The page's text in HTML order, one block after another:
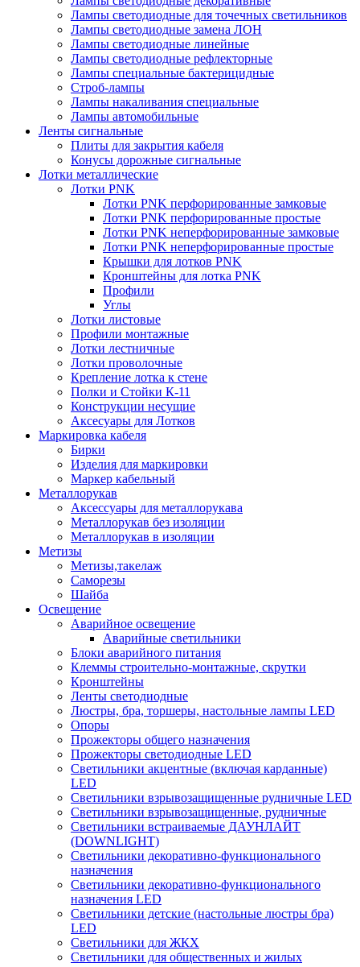
Лампы светодиодные для точечных светильников
Лампы светодиодные замена ЛОН
Лампы светодиодные линейные
Лампы светодиодные рефлекторные
Лампы специальные бактерицидные
Строб-лампы
Лампы накаливания специальные
Лампы автомобильные
Ленты сигнальные
Плиты для закрытия кабеля
Конусы дорожные сигнальные
Лотки металлические
Лотки PNK
Лотки PNK перфорированные замковые
Лотки PNK перфорированные простые
Лотки PNK неперфорированные замковые
Лотки PNK неперфорированные простые
Крышки для лотков PNK
Кронштейны для лотка PNK
Профили
Углы
Лотки листовые
Профили монтажные
Лотки лестничные
Лотки проволочные
Крепление лотка к стене
Полки и Стойки К-11
Конструкции несущие
Аксесуары для Лотков
Маркировка кабеля
Бирки
Изделия для маркировки
Маркер кабельный
Металлорукав
Аксессуары для металлорукава
Металлорукав без изоляции
Металлорукав в изоляции
Метизы
Метизы,такелаж
Саморезы
Шайба
Освещение
Аварийное освещение
Аварийные светильники
Блоки аварийного питания
Клеммы строительно-монтажные, скрутки
Кронштейны
Ленты светодиодные
Люстры, бра, торшеры, настольные лампы LED
Опоры
Прожекторы общего назначения
Прожекторы светодиодные LED
Светильники акцентные (включая карданные)
LED
Светильники взрывозащищенные рудничные LED
Светильники взрывозащищенные, рудничные
Светильники встраиваемые ДАУНЛАЙТ
(DOWNLIGHT)
Светильники декоративно-функционального
назначения
Светильники декоративно-функционального
назначения LED
Светильники детские (настольные люстры бра)
LED
Светильники для ЖКХ
Светильники для общественных и жилых